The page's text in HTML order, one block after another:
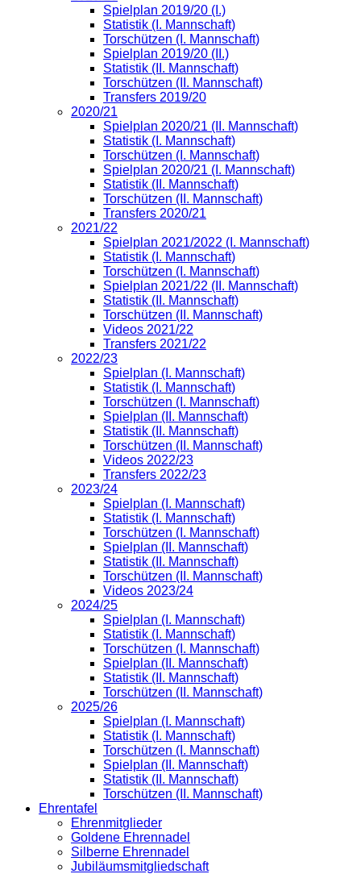
Spielplan 2019/20 (I.)
Statistik (I. Mannschaft)
Torschützen (I. Mannschaft)
Spielplan 2019/20 (II.)
Statistik (II. Mannschaft)
Torschützen (II. Mannschaft)
Transfers 2019/20
2020/21
Spielplan 2020/21 (II. Mannschaft)
Statistik (I. Mannschaft)
Torschützen (I. Mannschaft)
Spielplan 2020/21 (I. Mannschaft)
Statistik (II. Mannschaft)
Torschützen (II. Mannschaft)
Transfers 2020/21
2021/22
Spielplan 2021/2022 (I. Mannschaft)
Statistik (I. Mannschaft)
Torschützen (I. Mannschaft)
Spielplan 2021/22 (II. Mannschaft)
Statistik (II. Mannschaft)
Torschützen (II. Mannschaft)
Videos 2021/22
Transfers 2021/22
2022/23
Spielplan (I. Mannschaft)
Statistik (I. Mannschaft)
Torschützen (I. Mannschaft)
Spielplan (II. Mannschaft)
Statistik (II. Mannschaft)
Torschützen (II. Mannschaft)
Videos 2022/23
Transfers 2022/23
2023/24
Spielplan (I. Mannschaft)
Statistik (I. Mannschaft)
Torschützen (I. Mannschaft)
Spielplan (II. Mannschaft)
Statistik (II. Mannschaft)
Torschützen (II. Mannschaft)
Videos 2023/24
2024/25
Spielplan (I. Mannschaft)
Statistik (I. Mannschaft)
Torschützen (I. Mannschaft)
Spielplan (II. Mannschaft)
Statistik (II. Mannschaft)
Torschützen (II. Mannschaft)
2025/26
Spielplan (I. Mannschaft)
Statistik (I. Mannschaft)
Torschützen (I. Mannschaft)
Spielplan (II. Mannschaft)
Statistik (II. Mannschaft)
Torschützen (II. Mannschaft)
Ehrentafel
Ehrenmitglieder
Goldene Ehrennadel
Silberne Ehrennadel
Jubiläumsmitgliedschaft